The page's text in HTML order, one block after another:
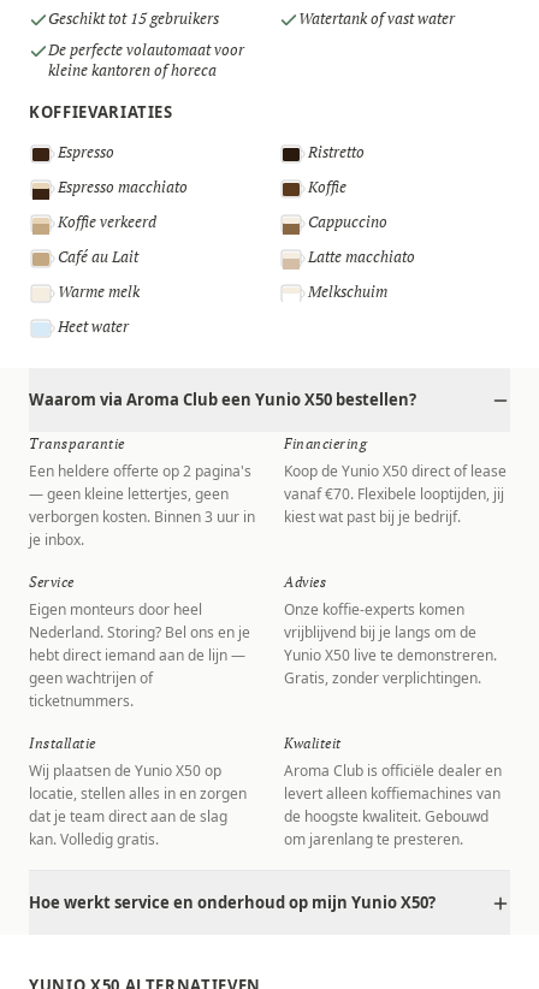
Geschikt tot 15 gebruikers
Watertank of vast water
De perfecte volautomaat voor
kleine kantoren of horeca
KOFFIEVARIATIES
Espresso
Ristretto
Espresso macchiato
Koffie
Koffie verkeerd
Cappuccino
Café au Lait
Latte macchiato
Warme melk
Melkschuim
Heet water
Waarom via Aroma Club een Yunio X50 bestellen?
Transparantie
Een heldere offerte op 2 pagina's
— geen kleine lettertjes, geen
verborgen kosten. Binnen 3 uur in
je inbox.
Financiering
Koop de Yunio X50 direct of lease
vanaf €70. Flexibele looptijden, jij
kiest wat past bij je bedrijf.
Service
Eigen monteurs door heel
Nederland. Storing? Bel ons en je
hebt direct iemand aan de lijn —
geen wachtrijen of
ticketnummers.
Advies
Onze koffie-experts komen
vrijblijvend bij je langs om de
Yunio X50 live te demonstreren.
Gratis, zonder verplichtingen.
Installatie
Wij plaatsen de Yunio X50 op
locatie, stellen alles in en zorgen
dat je team direct aan de slag
kan. Volledig gratis.
Kwaliteit
Aroma Club is officiële dealer en
levert alleen koffiemachines van
de hoogste kwaliteit. Gebouwd
om jarenlang te presteren.
Hoe werkt service en onderhoud op mijn Yunio X50?